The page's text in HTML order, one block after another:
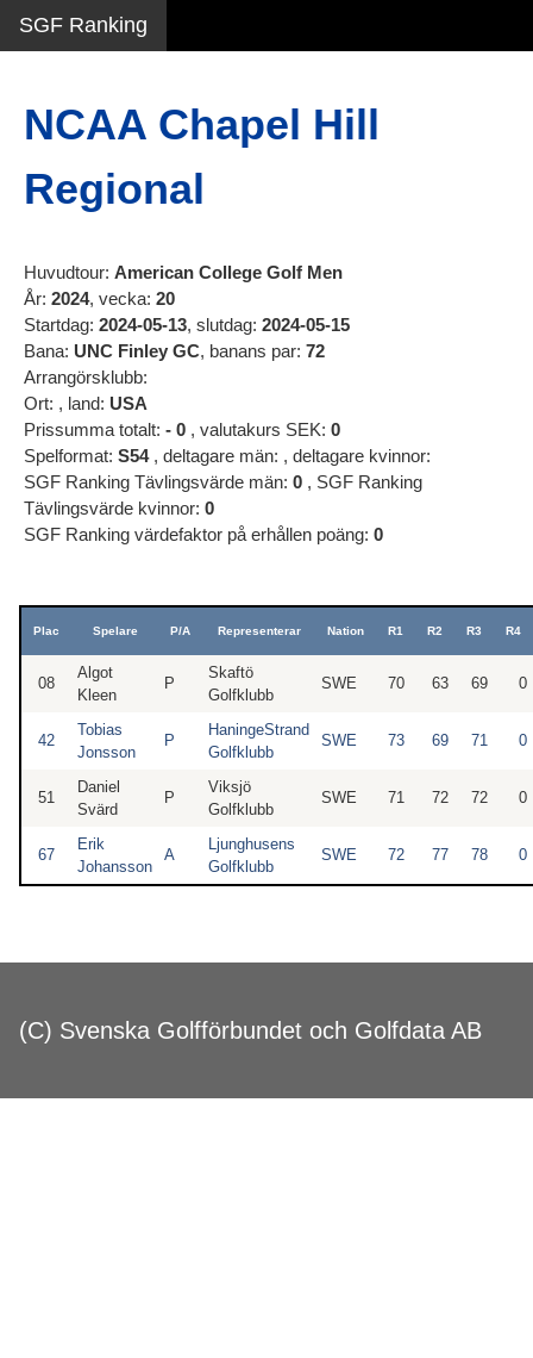
SGF Ranking
NCAA Chapel Hill
Regional
Huvudtour: American College Golf Men
År: 2024, vecka: 20
Startdag: 2024-05-13, slutdag: 2024-05-15
Bana: UNC Finley GC, banans par: 72
Arrangörsklubb:
Ort: , land: USA
Prissumma totalt: - 0 , valutakurs SEK: 0
Spelformat: S54, deltagare män: , deltagare kvinnor:
SGF Ranking Tävlingsvärde män: 0 , SGF Ranking
Tävlingsvärde kvinnor: 0
SGF Ranking värdefaktor på erhållen poäng: 0
Plac Spelare P/A Representerar Nation R1 R2 R3 R4
08
Algot
Kleen
P
Skaftö
Golfklubb
SWE 70 63 69 0
42
Tobias
Jonsson
P
HaningeStrand
Golfklubb
SWE 73 69 71 0
51
Daniel
Svärd
P
Viksjö
Golfklubb
SWE 71 72 72 0
67
Erik
Johansson
A
Ljunghusens
Golfklubb
SWE 72 77 78 0
(C) Svenska Golfförbundet och Golfdata AB